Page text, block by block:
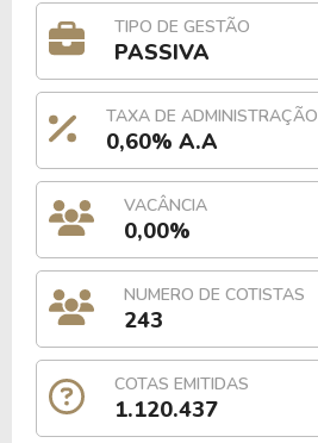
TIPO DE GESTÃO
PASSIVA
TAXA DE ADMINISTRAÇÃO
0,60% A.A
VACÂNCIA
0,00%
NUMERO DE COTISTAS
243
COTAS EMITIDAS
1.120.437